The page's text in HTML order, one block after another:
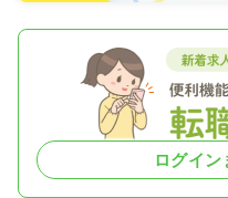
ログイ